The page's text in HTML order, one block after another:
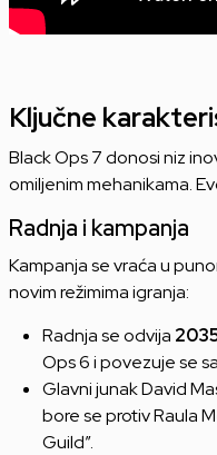
Ključne
Black Ops 7 donosi niz
omiljenim mehanikama.
Radnja i kampanja
Kampanja se vraća u
novim režimima igranja:
Radnja se odvija
Ops 6 i povezuje se
Glavni junak David
bore se protiv Raula
Guild”.